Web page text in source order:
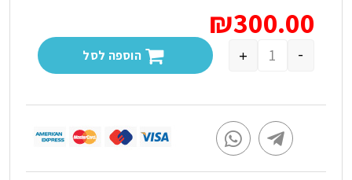
₪300.00
-
+ הוספה לסל